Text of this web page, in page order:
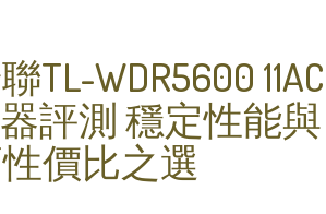
TL-WDR5600 11AC
評測 穩定性能與
價比之選